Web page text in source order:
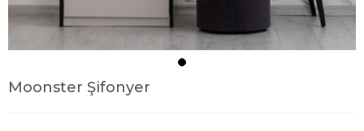
Moonster Şifonyer